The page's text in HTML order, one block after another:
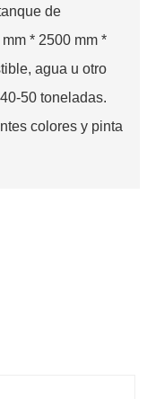
de
* 2500 mm *
agua u otro
50 toneladas.
colores y pinta
tanque de